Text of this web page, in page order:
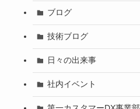
ブログ
技術ブログ
日々の出来事
社内イベント